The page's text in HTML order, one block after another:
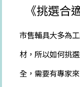
《挑選合
市售輔具大多為
材，所以如何挑
全，需要有專家